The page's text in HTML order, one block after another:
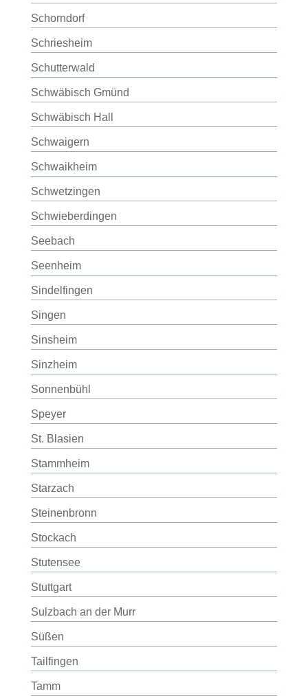
Schorndorf
Schriesheim
Schutterwald
Schwäbisch Gmünd
Schwäbisch Hall
Schwaigern
Schwaikheim
Schwetzingen
Schwieberdingen
Seebach
Seenheim
Sindelfingen
Singen
Sinsheim
Sinzheim
Sonnenbühl
Speyer
St. Blasien
Stammheim
Starzach
Steinenbronn
Stockach
Stutensee
Stuttgart
Sulzbach an der Murr
Süßen
Tailfingen
Tamm